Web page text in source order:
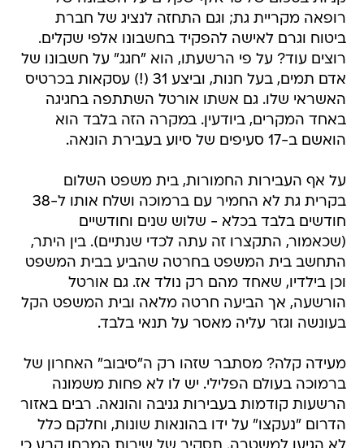
רופאה מקריית גת; וגם התחזה לנציג של חברת
ביטוח וגרם לאישה להפקיד בחשבונו אלפי שקלים.
רוצים עוד? על פי הרשעתו, הוא "חגג" על חשבונו של
אדם תמים, בעל חנות, וביצע 31 (!) עסקאות בכרטיס
האשראי שלו. גם אשתו אורטל השתתפה בחגיגה
באחד המקרים, ביודעין. במקרה הזה בלבד הוא
הואשם ב-17 סעיפים של סיוע בעבירת הונאה.
על אף העבירות החמורות, בית משפט השלום
בקרית גת לא החמיר עם ברמוכה ושלח אותו ל-38
חודשים בלבד בכלא - שלוש שנים וחודשיים
(שכאמור, התקצרו זה עתה לכדי שנתיים). בין היתר,
התחשב בית המשפט בחרטה שהביע בבית המשפט
וכן בילדיו, שאחד מהם רק נולד אז. גם אורטל
הורשעה, אך הביעה חרטה מלאה ובית המשפט הקל
בעונשה וגזר עליה מאסר על תנאי בלבד.
מעידה קלה? מסתבר שזהו רק ה"סיבוב" האחרון של
ברמוכה בעולם הפלילי. יש לו לא פחות משמונה
הרשעות קודמות בעבירות גניבה והונאה. רבים באזור
הדרום "נעקצו" על ידו בהונאות שונות, וחלקם כלל